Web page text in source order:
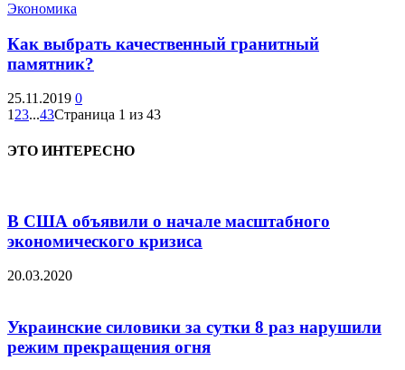
Экономика
Как выбрать качественный гранитный
памятник?
25.11.2019 0
123...43Страница 1 из 43
ЭТО ИНТЕРЕСНО
В США объявили о начале масштабного
экономического кризиса
20.03.2020
Украинские силовики за сутки 8 раз нарушили
режим прекращения огня